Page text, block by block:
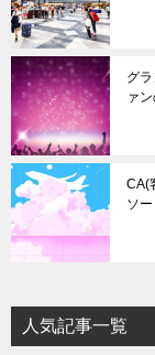
グ
ァ
CA(
ソー
人気記事一覧